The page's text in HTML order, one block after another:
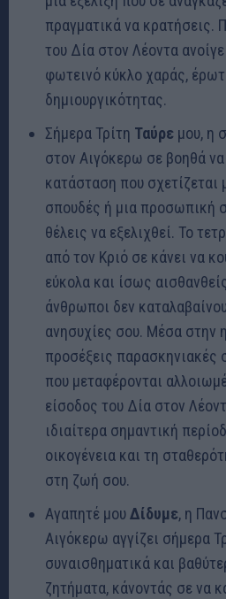
πραγματικά να κρατήσεις.
του Δία στον Λέοντα
φωτεινό κύκλο χαράς,
δημιουργικότητας.
Σήμερα Τρίτη Ταύρε μου, η
στον Αιγόκερω σε βοηθά
κατάσταση που σχετίζεται
σπουδές ή μια προσωπική
θέλεις να εξελιχθεί. Το
από τον Κριό σε κάνει να
εύκολα και ίσως
άνθρωποι δεν
ανησυχίες σου. Μέσα στην
προσέξεις παρασκηνιακές
που μεταφέρονται
είσοδος του Δία στον
ιδιαίτερα σημαντική
οικογένεια και τη
στη ζωή σου.
Αγαπητέ μουΔίδυμε, η
Αιγόκερω αγγίζει σήμερα
συναισθηματικά και
ζητήματα, κάνοντάς σε να